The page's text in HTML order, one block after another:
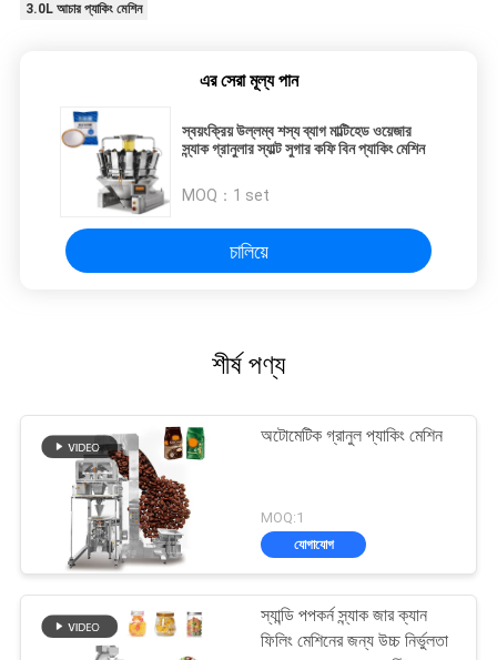
3.0L আচার প্যাকিং মেশিন
এর সেরা মূল্য পান
স্বয়ংক্রিয় উল্লম্ব শস্য ব্যাগ মাল্টিহেড ওয়েজার
স্ন্যাক গ্রানুলার স্যাল্ট সুগার কফি বিন প্যাকিং মেশিন
MOQ： 1 set
চালিয়ে
শীর্ষ পণ্য
অটোমেটিক গ্রানুল প্যাকিং মেশিন
MOQ:1
যোগাযোগ
স্যান্ডি পপকর্ন স্ন্যাক জার ক্যান
ফিলিং মেশিনের জন্য উচ্চ নির্ভুলতা